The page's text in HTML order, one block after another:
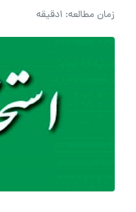
زمان مطالعه: 1دقیقه